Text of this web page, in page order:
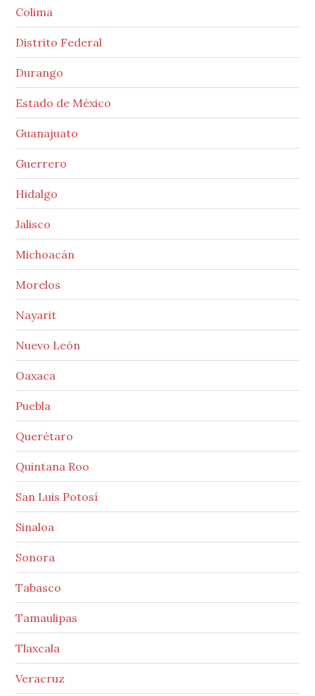
Colima
Distrito Federal
Durango
Estado de México
Guanajuato
Guerrero
Hidalgo
Jalisco
Michoacán
Morelos
Nayarit
Nuevo León
Oaxaca
Puebla
Querétaro
Quintana Roo
San Luis Potosí
Sinaloa
Sonora
Tabasco
Tamaulipas
Tlaxcala
Veracruz